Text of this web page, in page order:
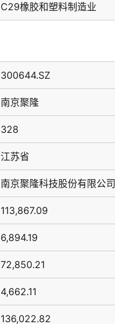
C29橡胶和塑料制造业
300644.SZ
南京聚隆
328
江苏省
南京聚隆科技股份有限公司
113,867.09
6,894.19
72,850.21
4,662.11
136,022.82